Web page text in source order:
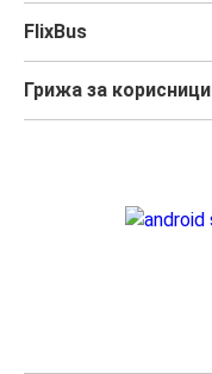
FlixBus
Грижа за корисници